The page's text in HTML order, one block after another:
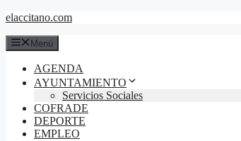
Saltar
contenido
elaccitano.com
Menú
AGENDA
AYUNTAMIENTO
Servicios Sociales
COFRADE
DEPORTE
EMPLEO